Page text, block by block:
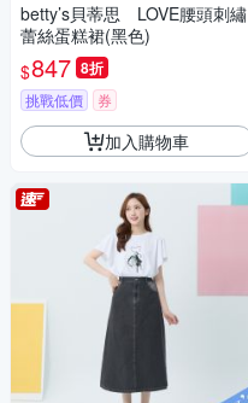
betty’s貝蒂思 LOVE腰頭刺繡
蕾絲蛋糕裙(黑色)
$847 8折
挑戰低價 券
加入購物車